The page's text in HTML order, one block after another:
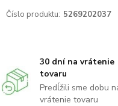
Číslo produktu: 5269202037
30 dní na vrátenie
tovaru
Predĺžili sme dobu
vrátenie tovaru